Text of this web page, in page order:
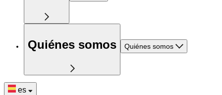
Quiénes somos Quiénes somos
es